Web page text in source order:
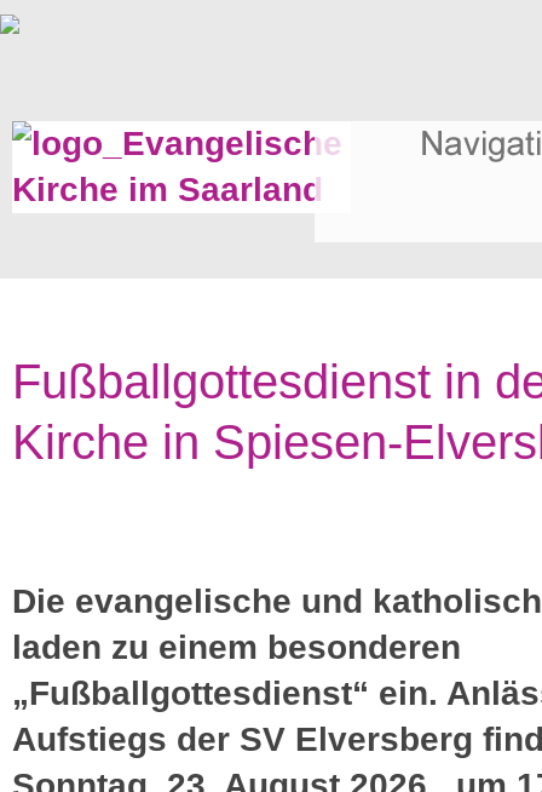
Fußballgottesdienst in
Kirche in Spiesen-
Die evangelische und
laden zu einem besonderen
„Fußballgottesdienst“ ein.
Aufstiegs der SV Elversberg